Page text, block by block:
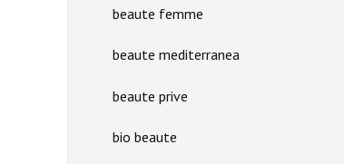
beaute femme
beaute mediterranea
beaute prive
bio beaute